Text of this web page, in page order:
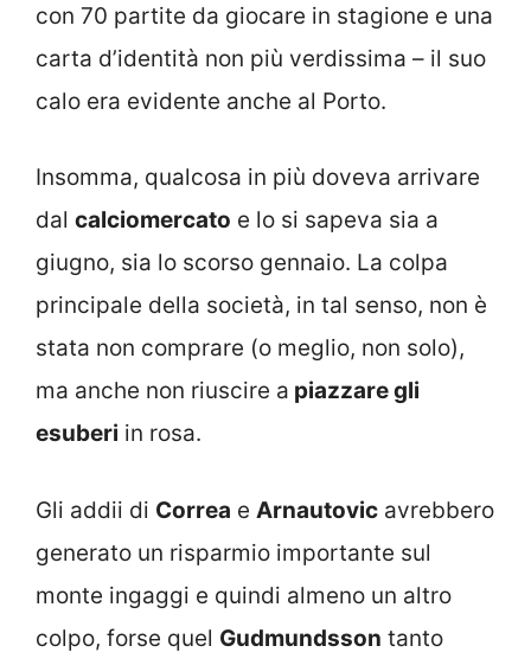
con 70 partite da giocare in stagione e una
carta d’identità non più verdissima – il suo
calo era evidente anche al Porto.
Insomma, qualcosa in più doveva arrivare
dal calciomercato e lo si sapeva sia a
giugno, sia lo scorso gennaio. La colpa
principale della società, in tal senso, non è
stata non comprare (o meglio, non solo),
ma anche non riuscire a piazzare gli
esuberi in rosa.
Gli addii di Correa e Arnautovic avrebbero
generato un risparmio importante sul
monte ingaggi e quindi almeno un altro
colpo, forse quel Gudmundsson tanto